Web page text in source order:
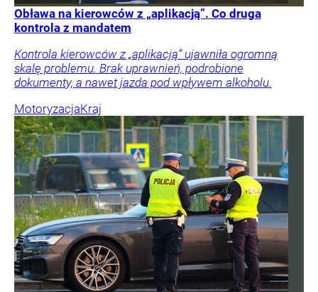
Obława na kierowców z „aplikacją”. Co druga
kontrola z mandatem
Kontrola kierowców z „aplikacją” ujawniła ogromną
skalę problemu. Brak uprawnień, podrobione
dokumenty, a nawet jazda pod wpływem alkoholu.
MotoryzacjaKraj